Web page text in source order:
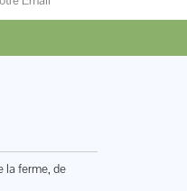
la ferme, de